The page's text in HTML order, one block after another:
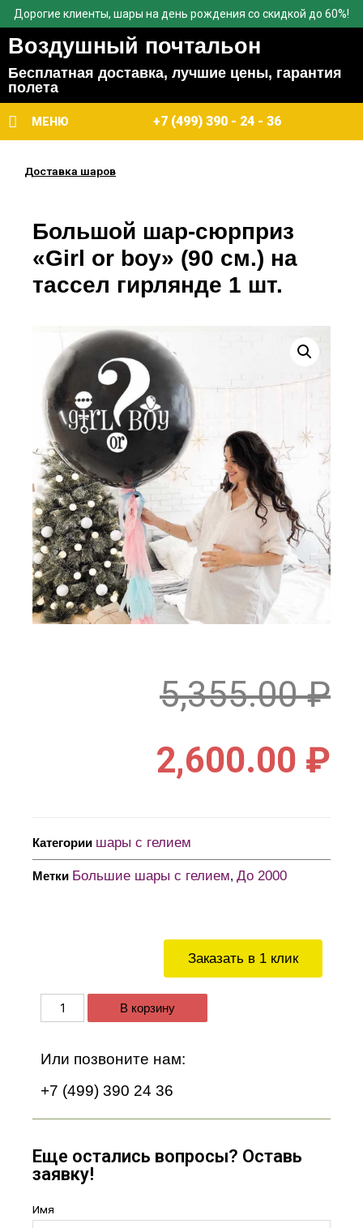
Дорогие клиенты, шары на день рождения со скидкой до 60%!
Воздушный почтальон
Бесплатная доставка, лучшие цены, гарантия
полета
МЕНЮ +7 (499) 390 - 24 - 36
Доставка шаров
Заказать в 1 клик
В корзину
Или позвоните нам:
+7 (499) 390 24 36
Еще остались вопросы? Оставь
заявку!
Имя
Большой шар-сюрприз
«Girl or boy» (90 см.) на
тассел гирлянде 1 шт.
5,355.00₽
2,600.00 ₽
Категории шары с гелием
Метки Большие шары с гелием, До 2000